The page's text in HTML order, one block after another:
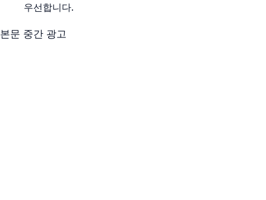
우선합니다.
본문 중간 광고